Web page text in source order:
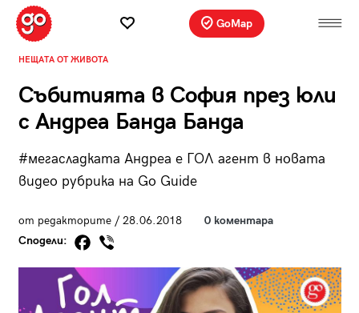
GoMap
НЕЩАТА ОТ ЖИВОТА
Събитията в София през юли
с Андреа Банда Банда
#мегасладката Андреа е ГОЛ агент в новата
видео рубрика на Go Guide
от редакторите / 28.06.2018
0 коментара
Сподели: